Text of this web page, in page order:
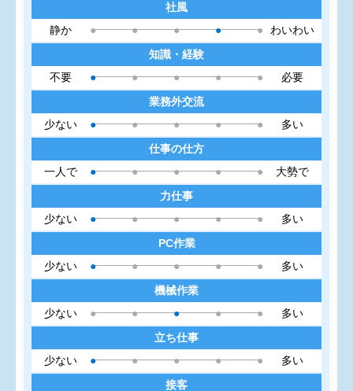
社風
静か
● ● ● ● ● わいわい
知識・経験
不要
● ● ● ● ● 必要
業務外交流
少ない
● ● ● ● ● 多い
仕事の仕方
一人で
● ● ● ● ● 大勢で
力仕事
少ない
● ● ● ● ● 多い
PC作業
少ない
● ● ● ● ● 多い
機械作業
少ない
● ● ● ● ● 多い
立ち仕事
少ない
● ● ● ● ● 多い
接客